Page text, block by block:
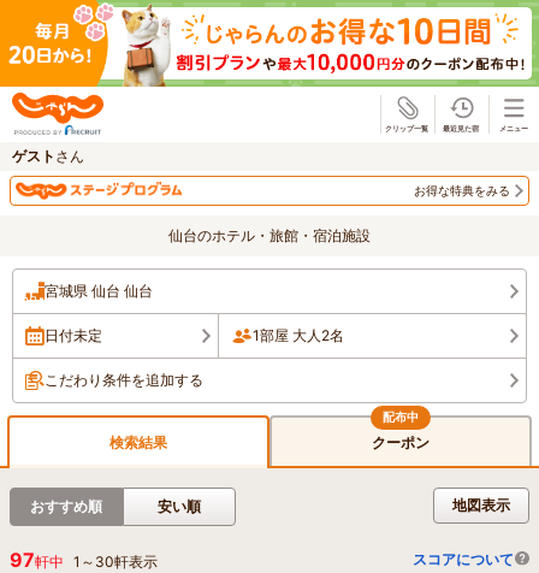
ゲスト さん
お得な特典をみる
仙台のホテル・旅館・宿泊施設
宮城県 仙台 仙台
日付未定 1部屋 大人2名
こだわり条件を追加する
検索結果 クーポン
地図表示
おすすめ順 安い順
97軒中 1 ～ 30軒表示 スコアについて